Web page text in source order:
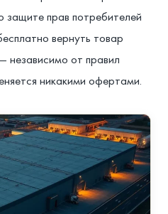
защите прав потребителей
вернуть товар
независимо от правил
никакими офертами.